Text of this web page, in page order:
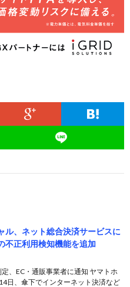
ル、ネット総合決済サービスに
不正利用検知機能を追加
、EC・通販事業者に通知 ヤマトホ
日、傘下でインターネット決済など